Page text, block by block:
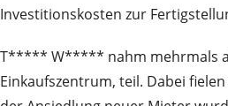
Investitionskosten zur
T***** W***** nahm mehrmals
Einkaufszentrum, teil. Dabei